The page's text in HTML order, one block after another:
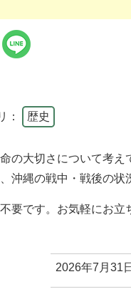
： 歴史
の大切さについて考
沖縄の戦中・戦後の状
要です。お気軽にお立
2026年7月31